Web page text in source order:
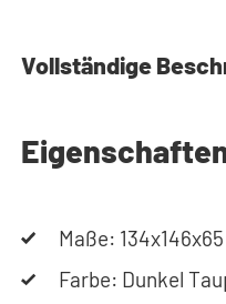
Rohre und Leitungen
sorgt der
aufgeräumten
Durch die spezielle
werden Vibrationen
Vollständige
Maße:
Farbe: Dunkel